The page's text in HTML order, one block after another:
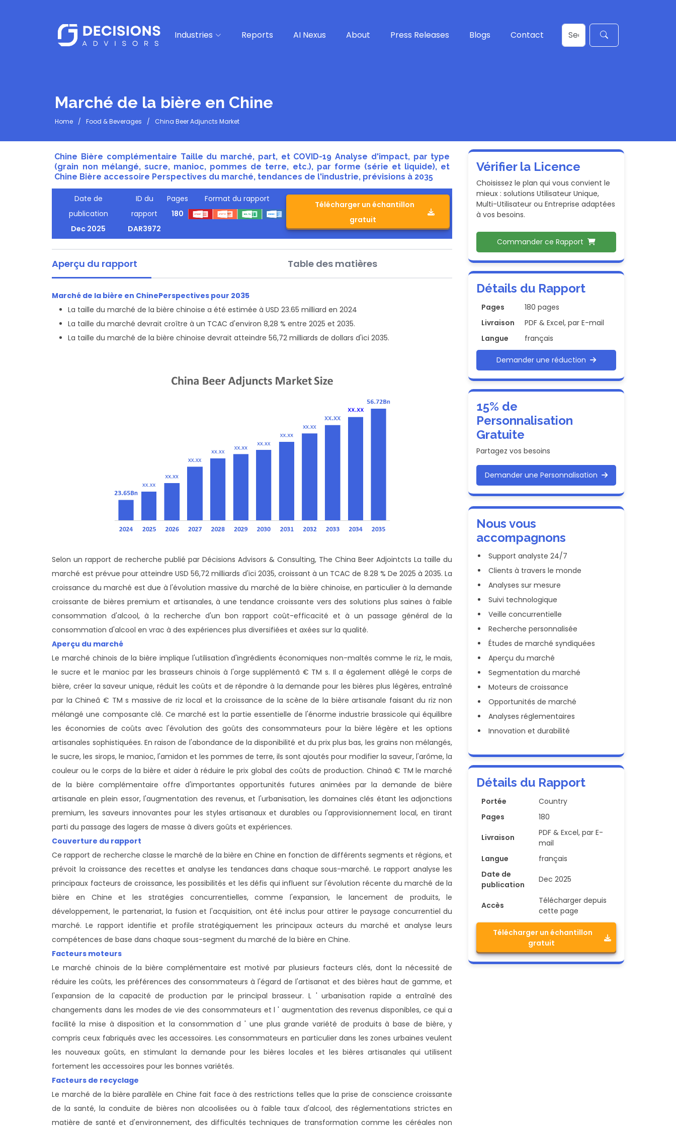
Industries Reports AI Nexus About Press Releases Blogs Contact
Marché de la bière en Chine
Home Food & Beverages China Beer Adjuncts Market
Chine Bière complémentaire Taille du marché, part, et COVID-19 Analyse d'impact, par type
(grain non mélangé, sucre, manioc, pommes de terre, etc.), par forme (série et liquide), et
Chine Bière accessoire Perspectives du marché, tendances de l'industrie, prévisions à 2035
Date de
publication
Dec 2025
ID du
rapport
DAR3972
Pages
180
Format du rapport
Télécharger un échantillon
gratuit
Aperçu du rapport Table des matières
Marché de la bière en ChinePerspectives pour 2035
La taille du marché de la bière chinoise a été estimée à USD 23.65 milliard en 2024
La taille du marché devrait croître à un TCAC d'environ 8,28 % entre 2025 et 2035.
La taille du marché de la bière chinoise devrait atteindre 56,72 milliards de dollars d'ici 2035.
Selon un rapport de recherche publié par Décisions Advisors & Consulting, The China Beer Adjointcts La taille du
marché est prévue pour atteindre USD 56,72 milliards d'ici 2035, croissant à un TCAC de 8.28 % De 2025 à 2035. La
croissance du marché est due à l'évolution massive du marché de la bière chinoise, en particulier à la demande
croissante de bières premium et artisanales, à une tendance croissante vers des solutions plus saines à faible
consommation d'alcool, à la recherche d'un bon rapport coût-efficacité et à un passage général de la
consommation d'alcool en vrac à des expériences plus diversifiées et axées sur la qualité.
Aperçu du marché
Le marché chinois de la bière implique l'utilisation d'ingrédients économiques non-maltés comme le riz, le maïs,
le sucre et le manioc par les brasseurs chinois à l'orge supplémentâ € TM s. Il a également allégé le corps de
bière, créer la saveur unique, réduit les coûts et de répondre à la demande pour les bières plus légères, entraîné
par la Chineâ € TM s massive de riz local et la croissance de la scène de la bière artisanale faisant du riz non
mélangé une composante clé. Ce marché est la partie essentielle de l'énorme industrie brassicole qui équilibre
les économies de coûts avec l'évolution des goûts des consommateurs pour la bière légère et les options
artisanales sophistiquées. En raison de l'abondance de la disponibilité et du prix plus bas, les grains non mélangés,
le sucre, les sirops, le manioc, l'amidon et les pommes de terre, ils sont ajoutés pour modifier la saveur, l'arôme, la
couleur ou le corps de la bière et aider à réduire le prix global des coûts de production. Chinaâ € TM le marché
de la bière complémentaire offre d'importantes opportunités futures animées par la demande de bière
artisanale en plein essor, l'augmentation des revenus, et l'urbanisation, les domaines clés étant les adjonctions
premium, les saveurs innovantes pour les styles artisanaux et durables ou l'approvisionnement local, en tirant
parti du passage des lagers de masse à divers goûts et expériences.
Couverture du rapport
Ce rapport de recherche classe le marché de la bière en Chine en fonction de différents segments et régions, et
prévoit la croissance des recettes et analyse les tendances dans chaque sous-marché. Le rapport analyse les
principaux facteurs de croissance, les possibilités et les défis qui influent sur l'évolution récente du marché de la
bière en Chine et les stratégies concurrentielles, comme l'expansion, le lancement de produits, le
développement, le partenariat, la fusion et l'acquisition, ont été inclus pour attirer le paysage concurrentiel du
marché. Le rapport identifie et profile stratégiquement les principaux acteurs du marché et analyse leurs
compétences de base dans chaque sous-segment du marché de la bière en Chine.
Facteurs moteurs
Le marché chinois de la bière complémentaire est motivé par plusieurs facteurs clés, dont la nécessité de
réduire les coûts, les préférences des consommateurs à l'égard de l'artisanat et des bières haut de gamme, et
l'expansion de la capacité de production par le principal brasseur. L ' urbanisation rapide a entraîné des
changements dans les modes de vie des consommateurs et l ' augmentation des revenus disponibles, ce qui a
facilité la mise à disposition et la consommation d ' une plus grande variété de produits à base de bière, y
compris ceux fabriqués avec les accessoires. Les consommateurs en particulier dans les zones urbaines veulent
les nouveaux goûts, en stimulant la demande pour les bières locales et les bières artisanales qui utilisent
fortement les accessoires pour les bonnes variétés.
Facteurs de recyclage
Le marché de la bière parallèle en Chine fait face à des restrictions telles que la prise de conscience croissante
de la santé, la conduite de bières non alcoolisées ou à faible taux d'alcool, des réglementations strictes en
matière de santé et d'environnement, des difficultés techniques de transformation comme les céréales non
Vérifier la Licence
Choisissez le plan qui vous convient le
mieux : solutions Utilisateur Unique,
Multi-Utilisateur ou Entreprise adaptées
à vos besoins.
Commander ce Rapport
Détails du Rapport
Pages
180 pages
Livraison
PDF & Excel, par E-mail
Langue
français
Demander une réduction
15% de
Personnalisation
Gratuite
Partagez vos besoins
Demander une Personnalisation
Nous vous
accompagnons
Support analyste 24/7
Clients à travers le monde
Analyses sur mesure
Suivi technologique
Veille concurrentielle
Recherche personnalisée
Études de marché syndiquées
Aperçu du marché
Segmentation du marché
Moteurs de croissance
Opportunités de marché
Analyses réglementaires
Innovation et durabilité
Détails du Rapport
Portée
Country
Pages
180
Livraison
PDF & Excel, par E-
mail
Langue
français
Date de
publication
Dec 2025
Accès
Télécharger depuis
cette page
Télécharger un échantillon
gratuit